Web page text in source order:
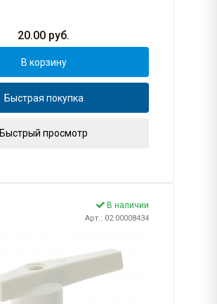
20.00 руб.
В корзину
Быстрая покупка
Быстрый просмотр
В наличии
Арт.: 02.00008434